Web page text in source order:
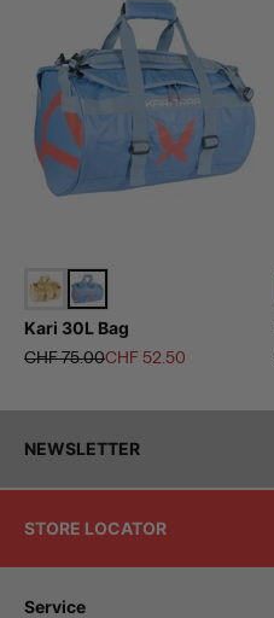
Kari 30L Bag
Regulärer Preis
CHF 75.00Angebot
CHF 52.50
NEWSLETTER
STORE LOCATOR
Service